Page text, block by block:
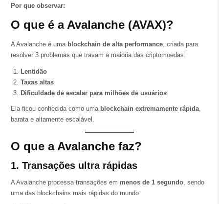
Por que observar:
O que é a Avalanche (AVAX)?
A Avalanche é uma blockchain de alta performance, criada para
resolver 3 problemas que travam a maioria das criptomoedas:
Lentidão
Taxas altas
Dificuldade de escalar para milhões de usuários
Ela ficou conhecida como uma blockchain extremamente rápida,
barata e altamente escalável.
O que a Avalanche faz?
1. Transações ultra rápidas
A Avalanche processa transações em menos de 1 segundo, sendo
uma das blockchains mais rápidas do mundo.